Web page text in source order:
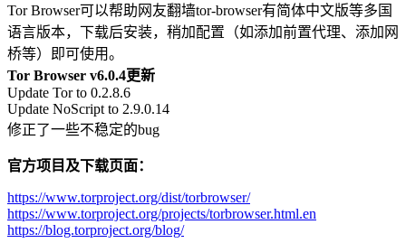
Tor Browser可以帮助网友翻墙tor-browser有简体中文版等多国
语言版本，下载后安装，稍加配置（如添加前置代理、添加网
桥等）即可使用。
Tor Browser v6.0.4更新
Update Tor to 0.2.8.6
Update NoScript to 2.9.0.14
修正了一些不稳定的bug
官方项目及下载页面：
https://www.torproject.org/dist/torbrowser/
https://www.torproject.org/projects/torbrowser.html.en
https://blog.torproject.org/blog/